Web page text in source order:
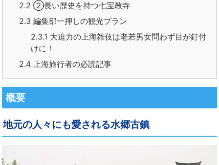
2.2 ②長い歴史を持つ七宝教寺
2.3 編集部一押しの観光プラン
2.3.1 大迫力の上海雑伎は老若男女問わず目が釘付
けに！
2.4 上海旅行者の必読記事
概要
地元の人々にも愛される水郷古鎮